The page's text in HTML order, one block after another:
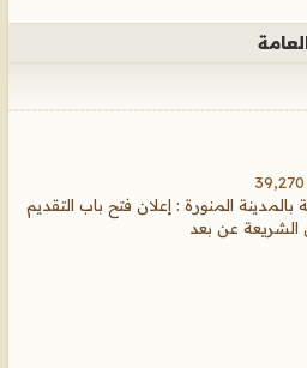
بالمدينة المنورة : إعلان فتح باب التقديم
الشريعة عن بعد